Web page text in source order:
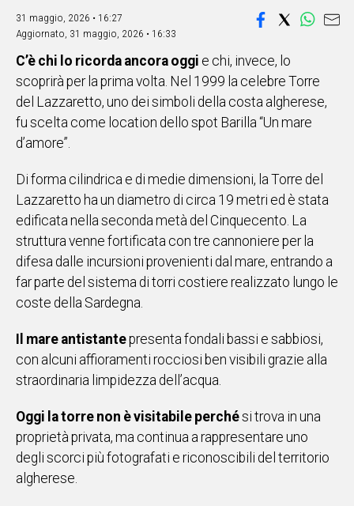
NOTIZIE
POLITICA
IN
ITALIA
NEL
MONDO
SPORT
STORIE
VIDEO
Vai
AL CANALE
WHATSAPP
Social
31 maggio, 2026 • 16:27
Aggiornato, 31 maggio, 2026 • 16:33
C’è chi lo ricorda ancora oggi e chi, invece, lo
scoprirà per la prima volta. Nel 1999 la celebre Torre
del Lazzaretto, uno dei simboli della costa algherese,
fu scelta come location dello spot Barilla “Un mare
d’amore”.
Di forma cilindrica e di medie dimensioni, la Torre del
Lazzaretto ha un diametro di circa 19 metri ed è stata
edificata nella seconda metà del Cinquecento. La
struttura venne fortificata con tre cannoniere per la
difesa dalle incursioni provenienti dal mare, entrando a
far parte del sistema di torri costiere realizzato lungo le
coste della Sardegna.
Il mare antistantepresenta fondali bassi e sabbiosi,
con alcuni affioramenti rocciosi ben visibili grazie alla
straordinaria limpidezza dell’acqua.
Oggi la torre non è visitabile perchési trova in una
proprietà privata, ma continua a rappresentare uno
degli scorci più fotografati e riconoscibili del territorio
algherese.